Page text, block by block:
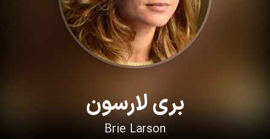
بری لارسون
Brie Larson